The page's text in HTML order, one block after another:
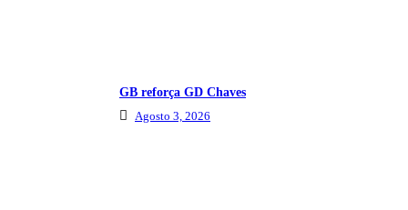
GB reforça GD Chaves
Agosto 3, 2026